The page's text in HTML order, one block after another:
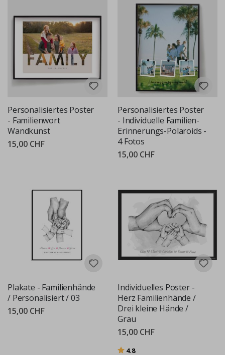
Personalisiertes Poster
- Familienwort
Wandkunst
15,00 CHF
Personalisiertes Poster
- Individuelle Familien-
Erinnerungs-Polaroids -
4 Fotos
15,00 CHF
Plakate - Familienhände
/ Personalisiert / 03
15,00 CHF
Individuelles Poster -
Herz Familienhände /
Drei kleine Hände /
Grau
15,00 CHF
Bewertung:
4.8von 5 Sternen